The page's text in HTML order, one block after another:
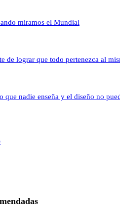
miramos el Mundial
de lograr que todo pertenezca al
que nadie enseña y el diseño no